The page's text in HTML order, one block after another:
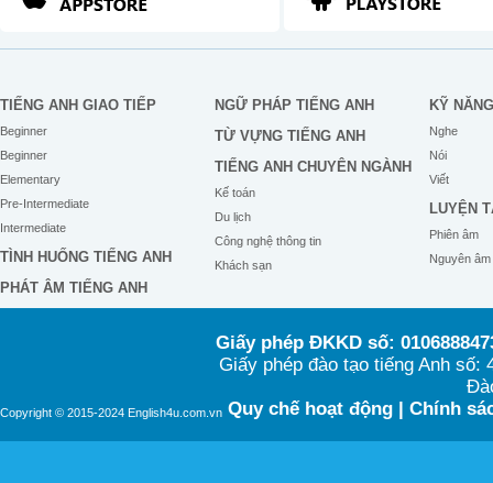
Don't remind me, I'm
Tell me why I can't seem
And I really don't
I'm just a little too not
Not over you,
TIẾNG ANH GIAO TIẾP
Beginner
Beginner
Elementary
Pre-Intermediate
Intermediate
TÌNH HUỐNG TIẾNG ANH
PHÁT ÂM TIẾNG ANH
NGỮ PHÁP TIẾNG ANH
TỪ VỰNG TIẾNG ANH
TIẾNG ANH CHUYÊN NGÀNH
Kế toán
Du lịch
Công nghệ thông tin
Khách sạn
KỸ NĂNG
Nghe
Nói
Viết
LUYỆN
Phiên âm
Nguyên âm
Copyright © 2015-2024 English4u.com.vn
Giấy phép ĐKKD số:
Giấy phép đào tạo tiếng Anh
Quy chế hoạt động| Chính